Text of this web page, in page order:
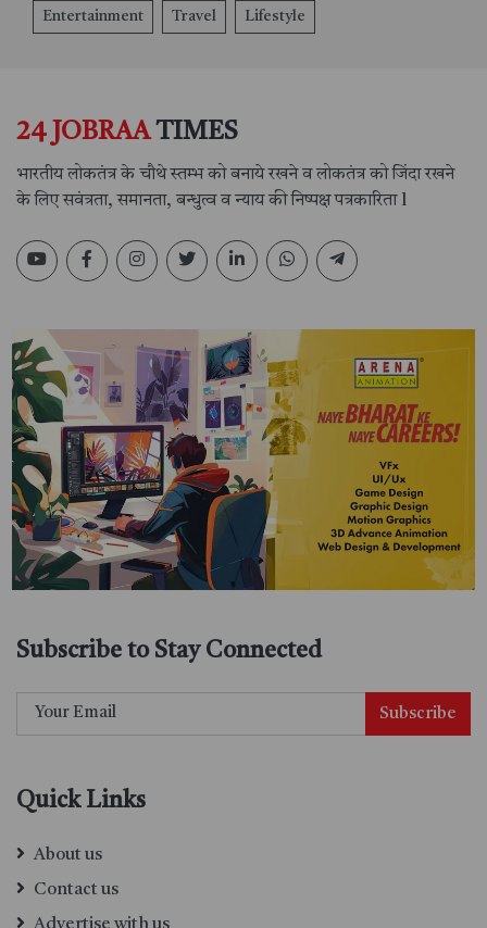
Entertainment Travel Lifestyle
24 JOBRAATIMES
भारतीय लोकतंत्र के चौथे स्तम्भ को बनाये रखने व लोकतंत्र को जिंदा रखने
के लिए सवंत्रता, समानता, बन्धुत्व व न्याय की निष्पक्ष पत्रकारिता l
Subscribe to Stay Connected
Subscribe
Quick Links
About us
Contact us